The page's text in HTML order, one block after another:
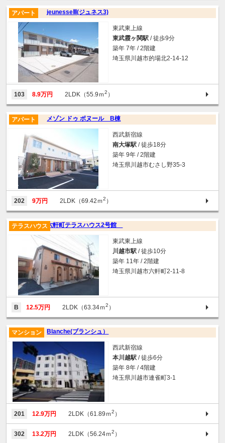
jeunesseⅢ(ジュネス3)
アパート
東武東上線
東武霞ヶ関駅 / 徒歩9分
築年 7年 / 2階建
埼玉県川越市的場北2-14-12
103 8.9万円 2LDK（55.9ｍ2 ）
メゾン ドゥ ボヌール B棟
アパート
西武新宿線
南大塚駅 / 徒歩18分
築年 9年 / 2階建
埼玉県川越市むさし野35-3
202 9万円 2LDK（69.42ｍ2 ）
六軒町テラスハウス2号館
テラスハウス
東武東上線
川越市駅 / 徒歩10分
築年 11年 / 2階建
埼玉県川越市六軒町2-11-8
B 12.5万円 2LDK（63.34ｍ2 ）
Blanche(ブランシュ）
マンション
西武新宿線
本川越駅 / 徒歩6分
築年 8年 / 4階建
埼玉県川越市連雀町3-1
201 12.9万円 2LDK（61.89ｍ2 ）
302 13.2万円 2LDK（56.24ｍ2 ）